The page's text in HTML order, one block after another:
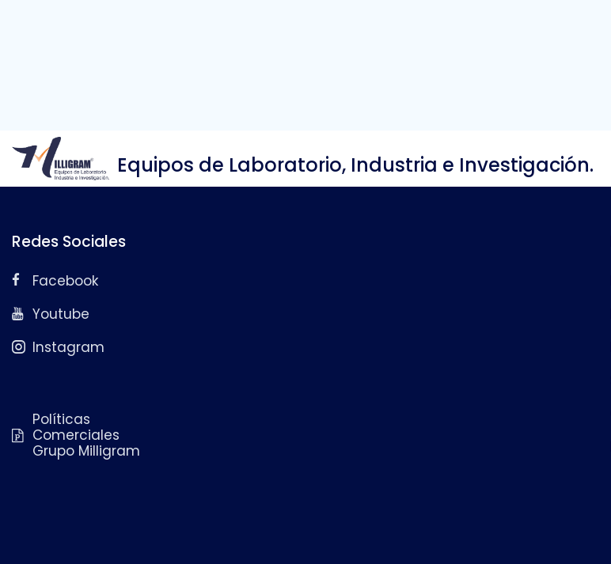
Equipos de Laboratorio, Industria e Investigación.
Redes Sociales
Facebook
Youtube
Instagram
Políticas
Comerciales
Grupo Milligram